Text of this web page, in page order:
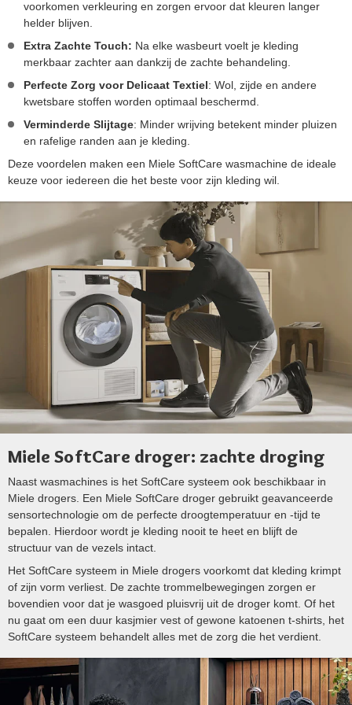
voorkomen verkleuring en zorgen ervoor dat kleuren langer
helder blijven.
Extra Zachte Touch: Na elke wasbeurt voelt je kleding
merkbaar zachter aan dankzij de zachte behandeling.
Perfecte Zorg voor Delicaat Textiel: Wol, zijde en andere
kwetsbare stoffen worden optimaal beschermd.
Verminderde Slijtage: Minder wrijving betekent minder pluizen
en rafelige randen aan je kleding.
Deze voordelen maken een Miele SoftCare wasmachine de ideale
keuze voor iedereen die het beste voor zijn kleding wil.
Miele SoftCare droger: zachte droging
Naast wasmachines is het SoftCare systeem ook beschikbaar in
Miele drogers. Een Miele SoftCare droger gebruikt geavanceerde
sensortechnologie om de perfecte droogtemperatuur en -tijd te
bepalen. Hierdoor wordt je kleding nooit te heet en blijft de
structuur van de vezels intact.
Het SoftCare systeem in Miele drogers voorkomt dat kleding krimpt
of zijn vorm verliest. De zachte trommelbewegingen zorgen er
bovendien voor dat je wasgoed pluisvrij uit de droger komt. Of het
nu gaat om een duur kasjmier vest of gewone katoenen t-shirts, het
SoftCare systeem behandelt alles met de zorg die het verdient.